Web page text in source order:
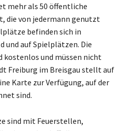
mehr als 50 öffentliche
die von jedermann genutzt
befinden sich in
und auf Spielplätzen. Die
kostenlos und müssen nicht
Freiburg im Breisgau stellt auf
Karte zur Verfügung, auf der
sind.
sind mit Feuerstellen,